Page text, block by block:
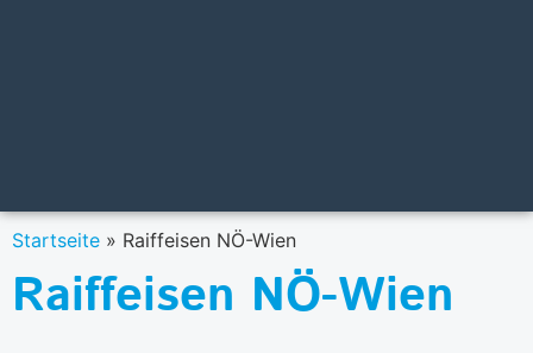
Startseite » Raiffeisen NÖ-Wien
Raiffeisen NÖ-Wien